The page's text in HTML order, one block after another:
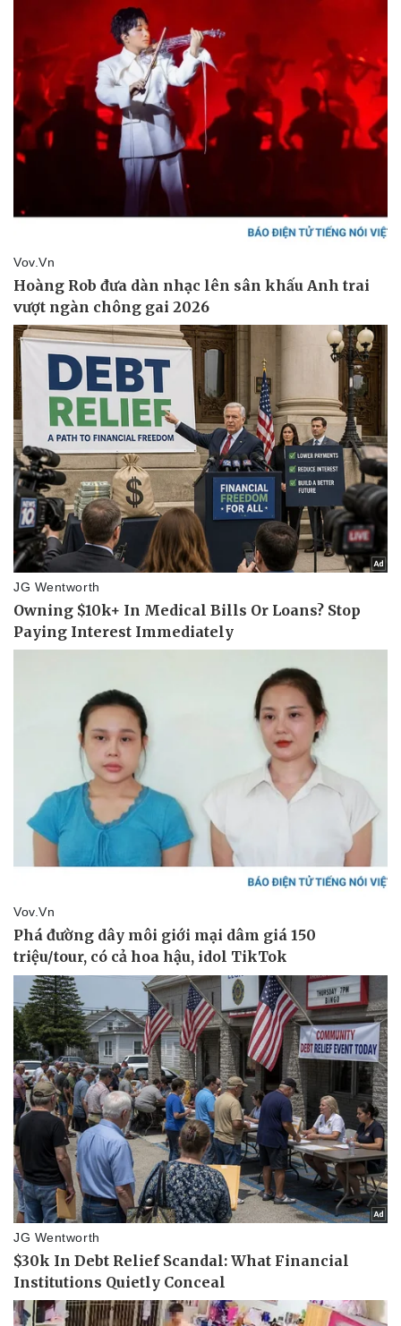
Tư vấn luật
Quân sự - Quốc phòng
Việt Nam
Phân tích